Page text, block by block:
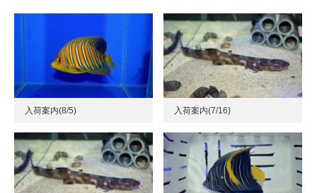
入荷案内(8/5) 入荷案内(7/16)